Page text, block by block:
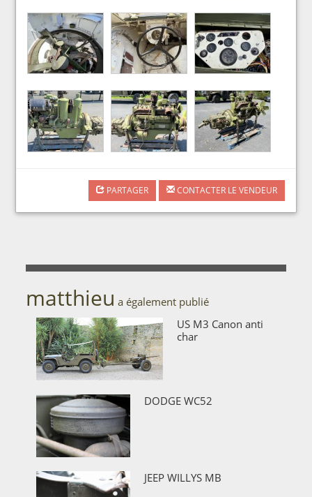
PARTAGER CONTACTER LE VENDEUR
matthieu a également publié
US M3 Canon anti
char
DODGE WC52
JEEP WILLYS MB